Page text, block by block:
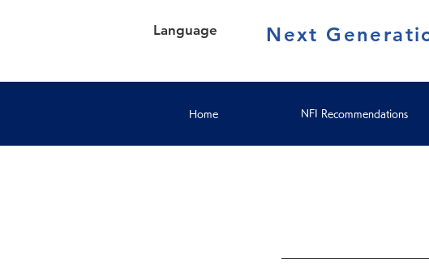
Next
Language
Home NFI Recommendations